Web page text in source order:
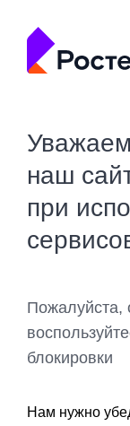
наш
при
Пожалуйста,
блокировки
Нам нужно